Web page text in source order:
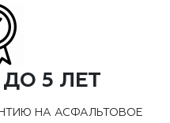
5 ЛЕТ
НА АСФАЛЬТОВОЕ